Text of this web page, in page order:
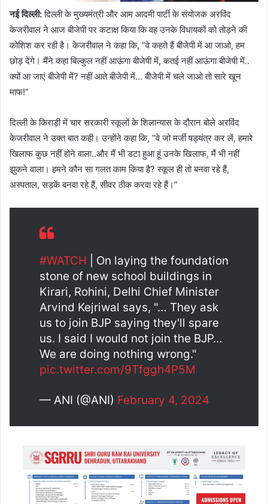
नई दिल्ली:दिल्ली के मुख्यमंत्री और आम आदमी पार्टी के संयोजक अरविंद
केजरीवाल ने आज बीजेपी पर कटाक्ष किया कि वह उनके विधायकों को तोड़ने की
कोशिश कर रही है। केजरीवाल ने कहा कि, ”वे कहते हैं बीजेपी में आ जाओ, हम
छोड़ देंगे। मैंने कहा बिल्कुल नहीं आऊंगा बीजेपी में, कतई नहीं आऊंगा बीजेपी में..
क्यों आ जाएं बीजेपी में? नहीं आते बीजेपी में… बीजेपी में चले जाओ तो सारे खून
माफ!”
दिल्ली के किराड़ी में चार सरकारी स्कूलों के शिलान्यास के दौरान बोले अरविंद
केजरीवाल ने उक्त बात कही। उन्होंने कहा कि, ”वे जो मर्जी षड्यंत्र कर लें, हमारे
खिलाफ कुछ नहीं होने वाला..और मैं भी डटा हुआ हूं उनके खिलाफ, मैं भी नहीं
झुकने वाला। हमने कौन सा गलत काम किया है? स्कूल ही तो बनवा रहे हैं,
अस्पताल, सड़कें बनवा रहे हैं, सीवर ठीक करवा रहे हैं।”
#WATCH | On laying the foundation
stone of new school buildings in
Kirari, Rohini, Delhi Chief Minister
Arvind Kejriwal says, "… They ask
us to join BJP saying they'll spare
us. I said I would not join the BJP…
We are doing nothing wrong."
pic.twitter.com/9Tfggh4P5M
— ANI (@ANI) February 4, 2024